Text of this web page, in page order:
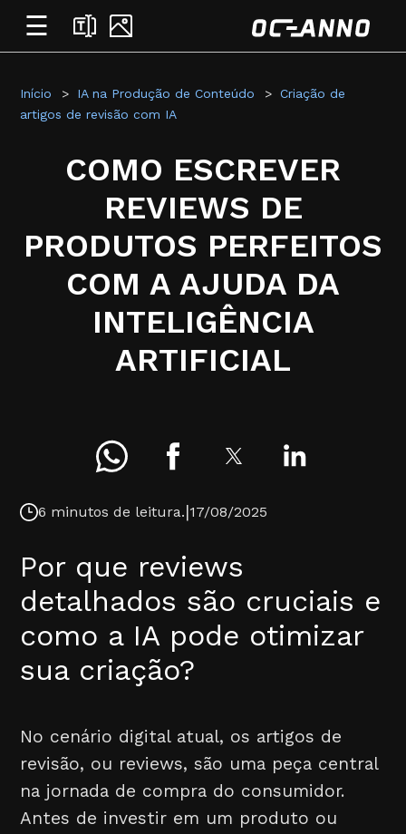
☰
Início IA na Produção de Conteúdo
Criação de
artigos de revisão com IA
COMO ESCREVER
REVIEWS DE
PRODUTOS PERFEITOS
COM A AJUDA DA
INTELIGÊNCIA
ARTIFICIAL
6 minutos de leitura.|17/08/2025
Por que reviews
detalhados são cruciais e
como a IA pode otimizar
sua criação?
No cenário digital atual, os artigos de
revisão, ou reviews, são uma peça central
na jornada de compra do consumidor.
Antes de investir em um produto ou